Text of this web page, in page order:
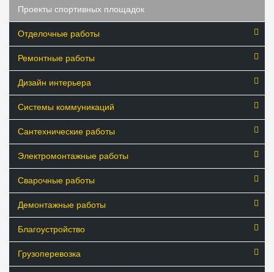
Проекты спортивных площадок
Отделочные работы
Ремонтные работы
Дизайн интерьера
Системы коммуникаций
Сантехнические работы
Электромонтажные работы
Сварочные работы
Демонтажные работы
Благоустройство
Грузоперевозка